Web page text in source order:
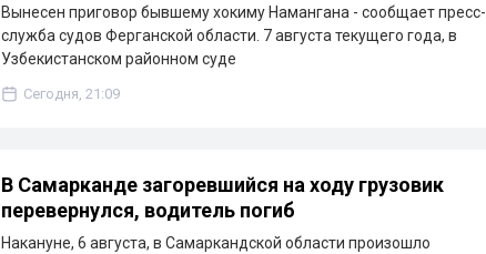
Вынесен приговор бывшему хокиму Намангана - сообщает пресс-
служба судов Ферганской области. 7 августа текущего года, в
Узбекистанском районном суде
Сегодня, 21:09
В Самарканде загоревшийся на ходу грузовик
перевернулся, водитель погиб
Накануне, 6 августа, в Самаркандской области произошло